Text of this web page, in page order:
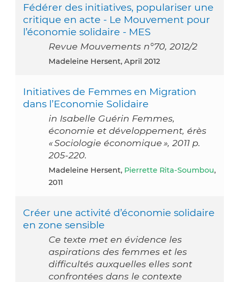
Fédérer des initiatives, populariser une
critique en acte - Le Mouvement pour
l’économie solidaire - MES
Revue Mouvements n°70, 2012/2
Madeleine Hersent, April 2012
Initiatives de Femmes en Migration
dans l’Economie Solidaire
in Isabelle Guérin Femmes,
économie et développement, érès
« Sociologie économique », 2011 p.
205-220.
Madeleine Hersent, Pierrette Rita-Soumbou,
2011
Créer une activité d’économie solidaire
en zone sensible
Ce texte met en évidence les
aspirations des femmes et les
difficultés auxquelles elles sont
confrontées dans le contexte